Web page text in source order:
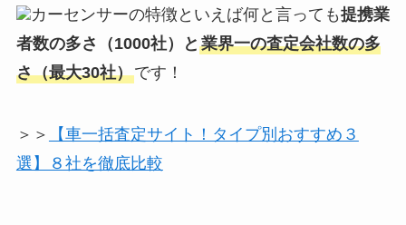
カーセンサーの特徴といえば何と言っても提携業
者数の多さ（1000社）と 業界一の査定会社数の多
さ（最大30社）です！
＞＞
【車一括査定サイト！タイプ別おすすめ３
選】８社を徹底比較